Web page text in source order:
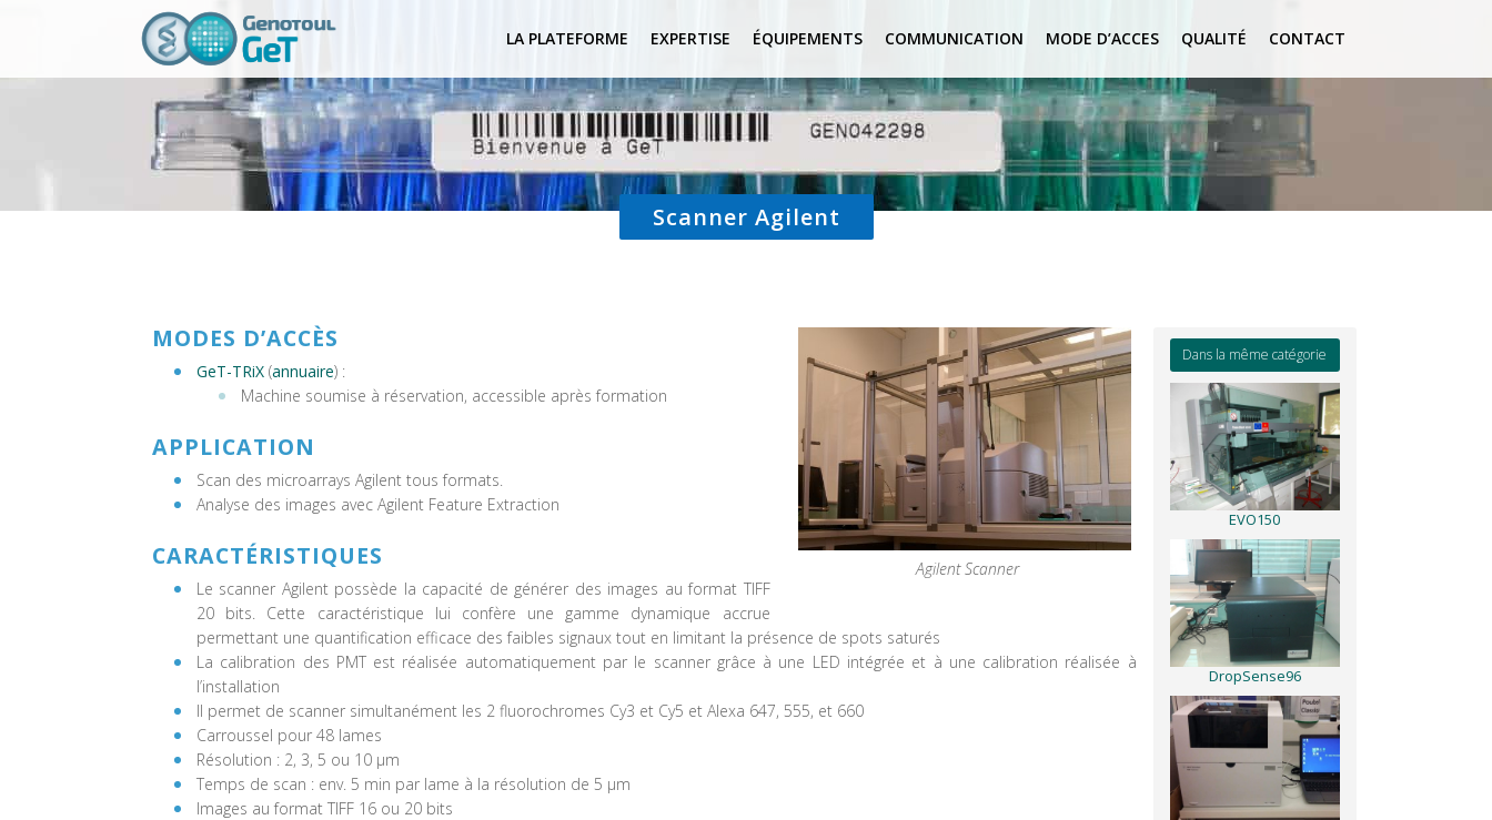
LA PLATEFORME EXPERTISE ÉQUIPEMENTS COMMUNICATION MODE D’ACCES QUALITÉ CONTACT
Scanner Agilent
Agilent Scanner
MODES D’ACCÈS
GeT-TRiX (annuaire) :
Machine soumise à réservation, accessible après formation
APPLICATION
Scan des microarrays Agilent tous formats.
Analyse des images avec Agilent Feature Extraction
CARACTÉRISTIQUES
Le scanner Agilent possède la capacité de générer des images au format TIFF
20 bits. Cette caractéristique lui confère une gamme dynamique accrue
permettant une quantification efficace des faibles signaux tout en limitant la présence de spots saturés
La calibration des PMT est réalisée automatiquement par le scanner grâce à une LED intégrée et à une calibration réalisée à
l’installation
Il permet de scanner simultanément les 2 fluorochromes Cy3 et Cy5 et Alexa 647, 555, et 660
Carroussel pour 48 lames
Résolution : 2, 3, 5 ou 10 µm
Temps de scan : env. 5 min par lame à la résolution de 5 µm
Images au format TIFF 16 ou 20 bits
Dans la même catégorie
EVO150
DropSense96